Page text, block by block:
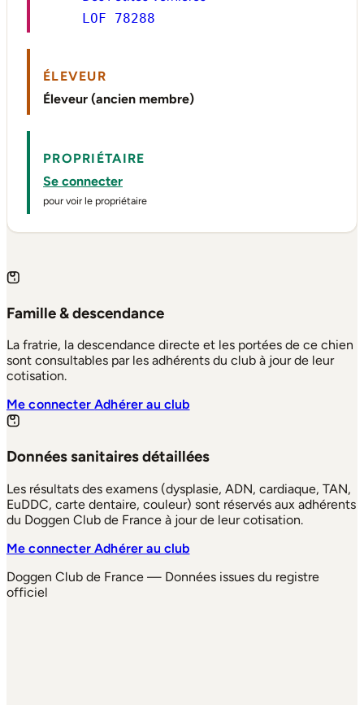
LOF 78288
ÉLEVEUR
Éleveur (ancien membre)
PROPRIÉTAIRE
Se connecter
pour voir le propriétaire
Famille & descendance
La fratrie, la descendance directe et les portées de ce chien
sont consultables par les adhérents du club à jour de leur
cotisation.
Me connecterAdhérer au club
Données sanitaires détaillées
Les résultats des examens (dysplasie, ADN, cardiaque, TAN,
EuDDC, carte dentaire, couleur) sont réservés aux adhérents
du Doggen Club de France à jour de leur cotisation.
Me connecterAdhérer au club
Doggen Club de France — Données issues du registre
officiel